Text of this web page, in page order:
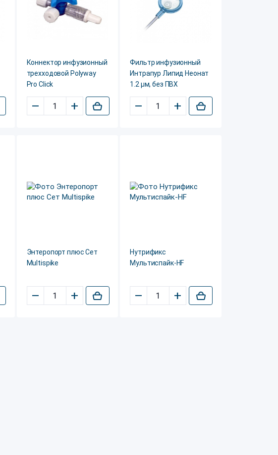
Коннектор инфузионный
трехходовой Polyway
Pro Click
– +
Фильтр инфузионный
Интрапур Липид Неонат
1.2 µм, без ПВХ
– +
Энтеропорт плюс Сет
Multispike
– +
Нутрификс
Мультиспайк-HF
– +